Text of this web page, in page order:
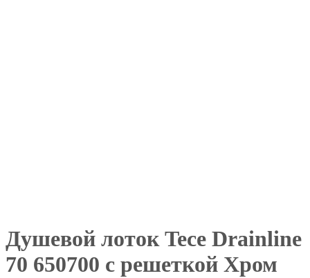
Душевой лоток Tece Drainline
70 650700 с решеткой Хром